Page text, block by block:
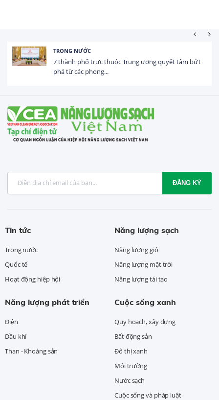
HOẠT ĐỘNG ĐẦU TƯ
Tổng vốn FDI đăng ký vào Việt Nam đạt gần 25 tỷ
USD trong 5 tháng...
ĐĂNG KÝ
Tin tức
Trong nước
Quốc tế
Hoạt động hiệp hội
Năng lượng sạch
Năng lượng gió
Năng lượng mặt trời
Năng lượng tái tạo
Năng lượng phát triển
Điện
Dầu khí
Than - Khoáng sản
Cuộc sống xanh
Quy hoạch, xây dựng
Bất động sản
Đô thị xanh
Môi trường
Nước sạch
Cuộc sống và pháp luật